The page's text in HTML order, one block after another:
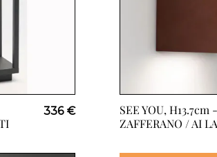
336 €
SEE YOU, H13.7cm -
ZAFFERANO / AI